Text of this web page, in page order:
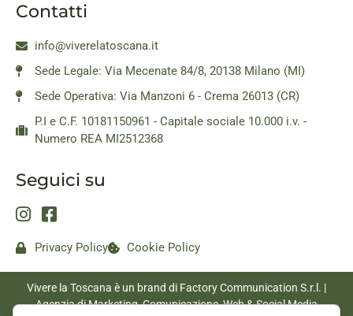
Contatti
info@viverelatoscana.it
Sede Legale: Via Mecenate 84/8, 20138 Milano (MI)
Sede Operativa: Via Manzoni 6 - Crema 26013 (CR)
P.I e C.F. 10181150961 - Capitale sociale 10.000 i.v. -
Numero REA MI2512368
Seguici su
Privacy Policy Cookie Policy
Vivere la Toscana è un brand di Factory Communication S.r.l. |
Agenzia di Marketing, Comunicazione, Web & Social Media